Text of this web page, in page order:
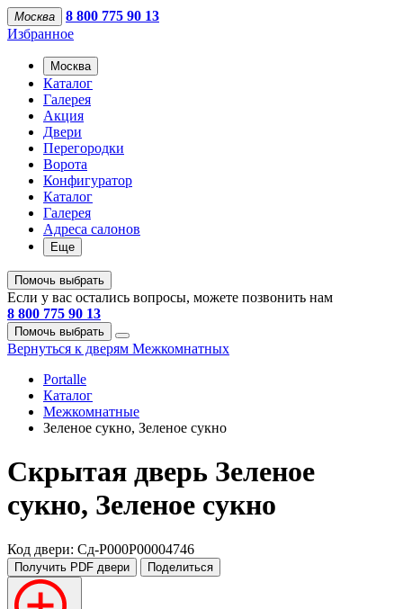
Москва
8 800 775 90 13
Избранное
Москва
Каталог
Галерея
Акция
Двери
Перегородки
Ворота
Конфигуратор
Каталог
Галерея
Адреса салонов
Еще
Помочь выбрать
Если у вас остались вопросы, можете позвонить нам
8 800 775 90 13
Помочь выбрать
Вернуться к дверям Межкомнатных
Portalle
Каталог
Межкомнатные
Зеленое сукно, Зеленое сукно
Скрытая дверь Зеленое
сукно, Зеленое сукно
Код двери: Сд-P000P00004746
Получить PDF двери Поделиться